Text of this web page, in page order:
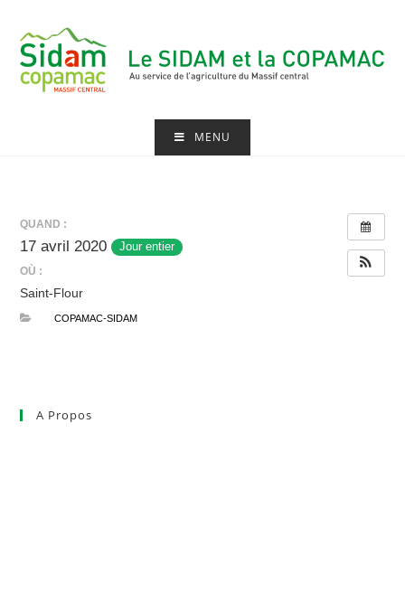
content
MENU
QUAND :
17 avril 2020 Jour entier
OÙ :
Saint-Flour
COPAMAC-SIDAM
A Propos